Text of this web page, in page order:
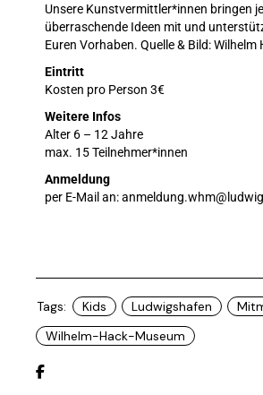
Unsere Kunstvermittler*innen bringen
überraschende Ideen mit und
Euren Vorhaben. Quelle & Bild: Wilhelm
Eintritt
Kosten pro Person 3€
Weitere Infos
Alter 6 – 12 Jahre
max. 15 Teilnehmer*innen
Anmeldung
per E-Mail an:
Tags: Kids Ludwigshafen
Wilhelm-Hack-Museum